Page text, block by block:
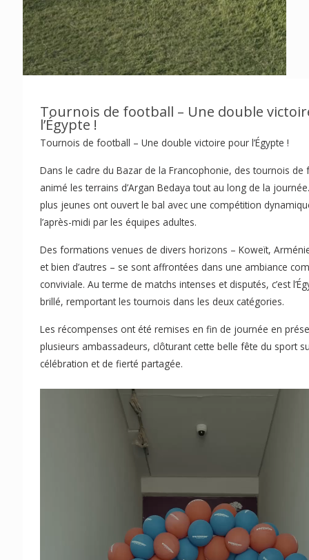
Tournois de football – Une double
l’Égypte !
Tournois de football – Une double victoire pour l’Égypte !
Dans le cadre du Bazar de la Francophonie, des tournois de
animé les terrains d’Argan Bedaya tout au long de la
plus jeunes ont ouvert le bal avec une compétition
l’après-midi par les équipes adultes.
Des formations venues de divers horizons – Koweït,
et bien d’autres – se sont affrontées dans une ambiance
conviviale. Au terme de matchs intenses et disputés, c’est
brillé, remportant les tournois dans les deux catégories.
Les récompenses ont été remises en fin de journée en
plusieurs ambassadeurs, clôturant cette belle fête du sport
célébration et de fierté partagée.